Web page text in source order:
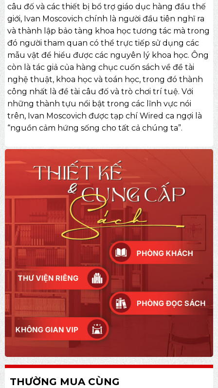
câu đố và các thiết bị bổ trợ giáo dục hàng đầu thế
giới, Ivan Moscovich chính là người đầu tiên nghĩ ra
và thành lập bảo tàng khoa học tương tác mà trong
đó người tham quan có thể trực tiếp sử dụng các
mẫu vật để hiểu được các nguyên lý khoa học. Ông
còn là tác giả của hàng chục cuốn sách về đề tài
nghệ thuật, khoa học và toán học, trong đó thành
công nhất là đề tài câu đố và trò chơi trí tuệ. Với
những thành tựu nổi bật trong các lĩnh vực nói
trên, Ivan Moscovich được tạp chí Wired ca ngợi là
“nguồn cảm hứng sống cho tất cả chúng ta”.
THƯỜNG MUA CÙNG